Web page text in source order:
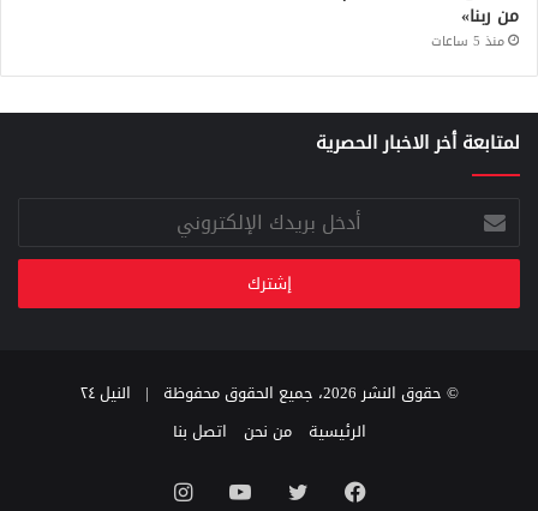
من ربنا»
منذ 5 ساعات
لمتابعة أخر الاخبار الحصرية
أدخل
بريدك
الإلكتروني
© حقوق النشر 2026، جميع الحقوق محفوظة |
النيل ٢٤
الرئيسية
من نحن اتصل بنا
فيسبوك تويتر يوتيوب